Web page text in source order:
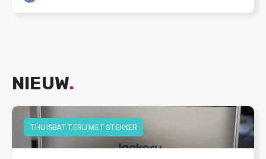
NIEUW.
THUISBATTERIJ MET STEKKER